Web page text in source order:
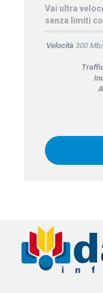
Vai ultra
senza limiti
Velocità300